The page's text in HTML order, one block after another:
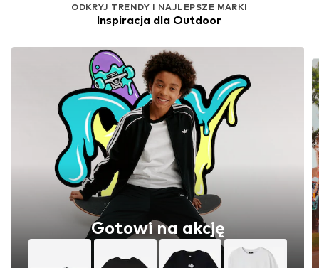
ODKRYJ TRENDY I NAJLEPSZE MARKI
Inspiracja dla Outdoor
Gotowi na akcję